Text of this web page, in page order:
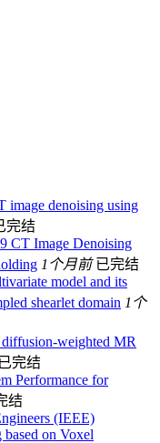
image denoising using
完结
CT Image Denoising
1个月前 已完结
model and its
shearlet domain 1个
weighted MR
完结
Performance for
结
on Voxel